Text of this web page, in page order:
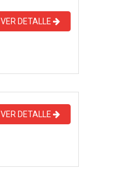
VER DETALLE
VER DETALLE